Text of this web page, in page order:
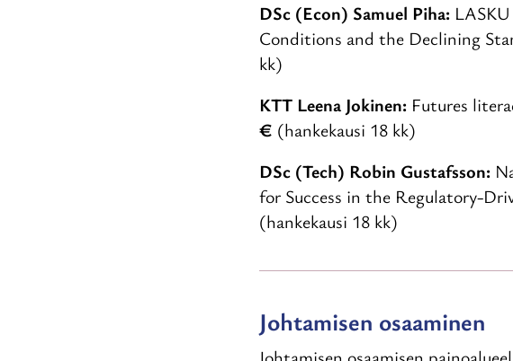
DSc (Econ) Samuel Piha:
Conditions and the Declining
kk)
KTT Leena Jokinen: Futures
€ (hankekausi 18 kk)
DSc (Tech) Robin Gustafsson:
for Success in the Regulatory-
(hankekausi 18 kk)
Johtamisen osaaminen